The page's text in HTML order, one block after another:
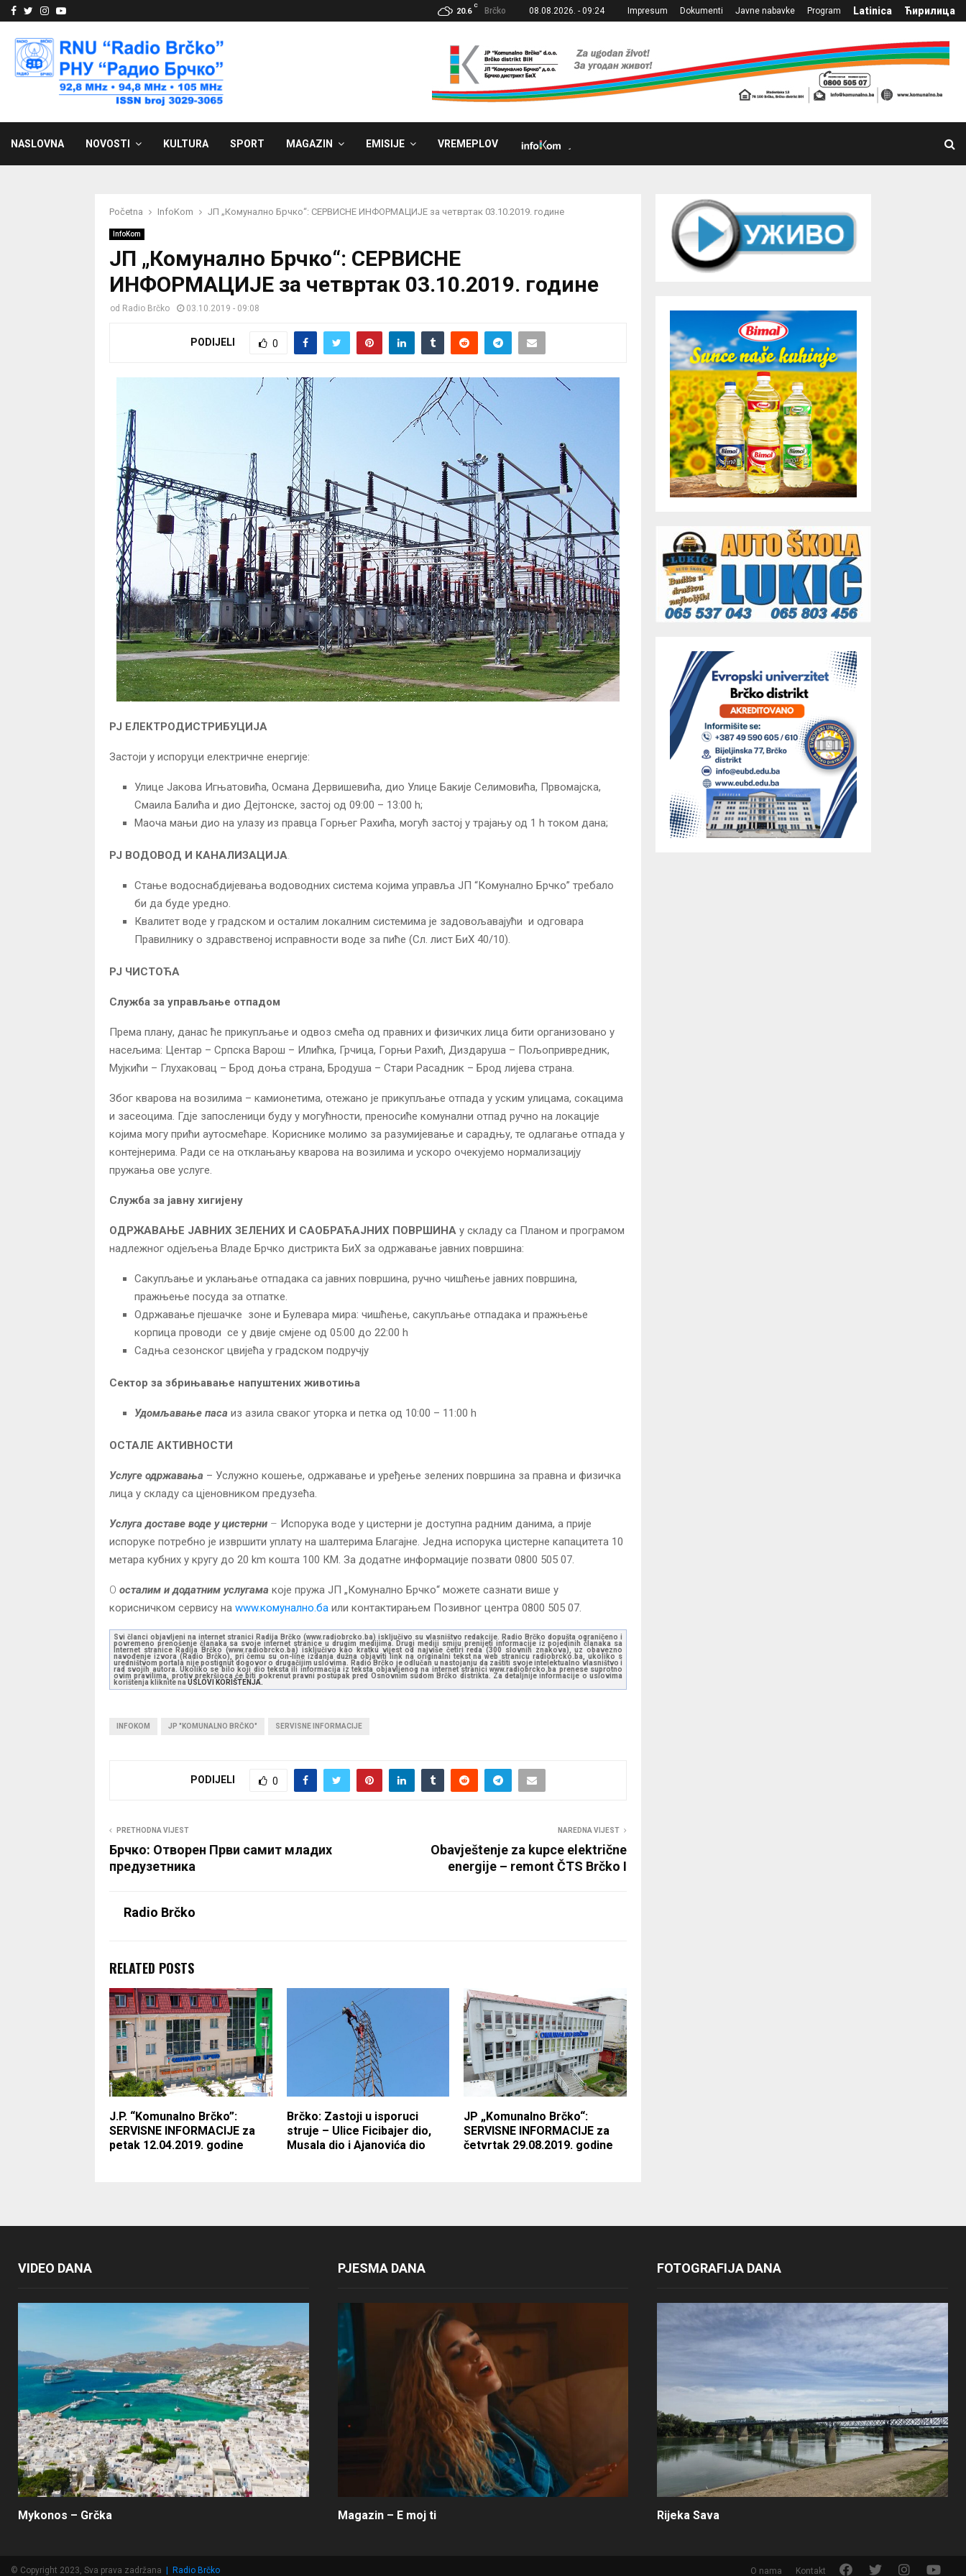
Facebook
Twitter
Instagram
Youtube 20.6
C
Brčko 08.08.2026. - 09:24 Impresum Dokumenti Javne nabavke Program Latinica Ћирилица
NASLOVNA NOVOSTI KULTURA SPORT MAGAZIN EMISIJE VREMEPLOV
Početna InfoKom ЈП „Комунално Брчко“: СЕРВИСНЕ ИНФОРМАЦИЈЕ за четвртак 03.10.2019. године
InfoKom
ЈП „Комунално Брчко“: СЕРВИСНЕ
ИНФОРМАЦИЈЕ за четвртак 03.10.2019. године
od Radio Brčko 03.10.2019 - 09:08
PODIJELI 0
РЈ ЕЛЕКТРОДИСТРИБУЦИЈА
Застоји у испоруци електричне енергије:
Улице Јакова Игњатовића, Османа Дервишевића, дио Улице Бакије Селимовића, Првомајска,
Смаила Балића и дио Дејтонске, застој од 09:00 – 13:00 h;
Маоча мањи дио на улазу из правца Горњег Рахића, могућ застој у трајању од 1 h током дана;
РЈ ВОДОВОД И КАНАЛИЗАЦИЈА.
Стање водоснабдијевања водоводних система којима управља ЈП “Комунално Брчко” требало
би да буде уредно.
Квалитет воде у градском и осталим локалним системима је задовољавајући и одговара
Правилнику о здравственој исправности воде за пиће (Сл. лист БиХ 40/10).
РЈ ЧИСТОЋА
Служба за управљање отпадом
Према плану, данас ће прикупљање и одвоз смећа од правних и физичких лица бити организовано у
насељима: Центар – Српска Варош – Илићка, Грчица, Горњи Рахић, Диздаруша – Пољопривредник,
Мујкићи – Глухаковац – Брод доња страна, Бродуша – Стари Расадник – Брод лијева страна.
Због кварова на возилима – камионетима, отежано је прикупљање отпада у уским улицама, сокацима
и засеоцима. Гдје запосленици буду у могућности, преносиће комунални отпад ручно на локације
којима могу прићи аутосмећаре. Кориснике молимо за разумијевање и сарадњу, те одлагање отпада у
контејнерима. Ради се на отклањању кварова на возилима и ускоро очекујемо нормализацију
пружања ове услуге.
Служба за јавну хигијену
ОДРЖАВАЊЕ ЈАВНИХ ЗЕЛЕНИХ И САОБРАЋАЈНИХ ПОВРШИНА у складу са Планом и програмом
надлежног одјељења Владе Брчко дистрикта БиХ за одржавање јавних површина:
Сакупљање и уклањање отпадака са јавних површина, ручно чишћење јавних површина,
пражњење посуда за отпатке.
Одржавање пјешачке зоне и Булевара мира: чишћење, сакупљање отпадака и пражњење
корпица проводи се у двије смјене од 05:00 до 22:00 h
Садња сезонског цвијећа у градском подручју
Сектор за збрињавање напуштених животиња
Удомљавање паса из азила сваког уторка и петка од 10:00 – 11:00 h
ОСТАЛЕ АКТИВНОСТИ
Услуге одржавања – Услужно кошење, одржавање и уређење зелених површина за правна и физичка
лица у складу са цјеновником предузећа.
Услуга доставе воде у цистерни – Испорука воде у цистерни је доступна радним данима, а прије
испоруке потребно је извршити уплату на шалтерима Благајне. Једна испорука цистерне капацитета 10
метара кубних у кругу до 20 km кошта 100 КМ. За додатне информације позвати 0800 505 07.
О осталим и додатним услугама које пружа ЈП „Комунално Брчко“ можете сазнати више у
корисничком сервису на www.комунално.ба или контактирањем Позивног центра 0800 505 07.
Svi članci objavljeni na internet stranici Radija Brčko (www.radiobrcko.ba) isključivo su vlasništvo redakcije. Radio Brčko dopušta ograničeno i
povremeno prenošenje članaka sa svoje internet stranice u drugim medijima. Drugi mediji smiju prenijeti informacije iz pojedinih članaka sa
Internet stranice Radija Brčko (www.radiobrcko.ba) isključivo kao kratku vijest od najviše četiri reda (300 slovnih znakova), uz obavezno
navođenje izvora (Radio Brčko), pri čemu su on-line izdanja dužna objaviti link na originalni tekst na web stranicu radiobrcko.ba, ukoliko s
uredništvom portala nije postignut dogovor o drugačijim uslovima. Radio Brčko je odlučan u nastojanju da zaštiti svoje intelektualno vlasništvo i
rad svojih autora. Ukoliko se bilo koji dio teksta ili informacija iz teksta objavljenog na internet stranici www.radiobrcko.ba prenese suprotno
ovim pravilima, protiv prekršioca će biti pokrenut pravni postupak pred Osnovnim sudom Brčko distrikta. Za detaljnije informacije o uslovima
korištenja kliknite na USLOVI KORIŠTENJA.
INFOKOM JP "KOMUNALNO BRČKO" SERVISNE INFORMACIJE
PODIJELI 0
PRETHODNA VIJEST
Брчко: Отворен Први самит младих
предузетника
NAREDNA VIJEST
Obavještenje za kupce električne
energije – remont ČTS Brčko I
Radio Brčko
RELATED POSTS
J.P. “Komunalno Brčko”:
SERVISNE INFORMACIJE za
petak 12.04.2019. godine
Brčko: Zastoji u isporuci
struje – Ulice Ficibajer dio,
Musala dio i Ajanovića dio
JP „Komunalno Brčko“:
SERVISNE INFORMACIJE za
četvrtak 29.08.2019. godine
VIDEO DANA
Mykonos – Grčka
PJESMA DANA
Magazin – E moj ti
FOTOGRAFIJA DANA
Rijeka Sava
© Copyright 2023, Sva prava zadržana | Radio Brčko O nama Kontakt